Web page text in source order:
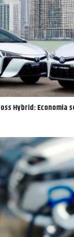
Hybrid: Economia